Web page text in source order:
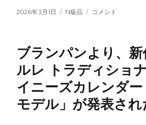
投
2026年3月1日
カ
ー
N級品
ブ
合
金
を
ー
ス
コメント
ブランパンより、新
ルレ トラディショ
イニーズカレンダ
モデル」が発表され